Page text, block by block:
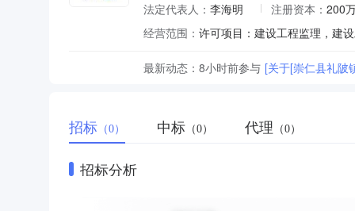
法定代表人： 李海明 注册资本： 200
经营范围：
最新动态： 8小时前参与 [关于[崇仁县礼陂
招标 （0） 中标 （0） 代理 （0）
招标分析